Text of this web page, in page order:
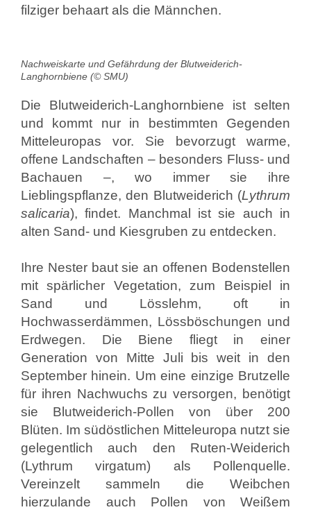
filziger behaart als die Männchen.
Nachweiskarte und Gefährdung der Blutweiderich-
Langhornbiene (© SMU)
Die Blutweiderich-Langhornbiene ist selten
und kommt nur in bestimmten Gegenden
Mitteleuropas vor. Sie bevorzugt warme,
offene Landschaften – besonders Fluss- und
Bachauen –, wo immer sie ihre
Lieblingspflanze, den Blutweiderich (Lythrum
salicaria), findet. Manchmal ist sie auch in
alten Sand- und Kiesgruben zu entdecken.
Ihre Nester baut sie an offenen Bodenstellen
mit spärlicher Vegetation, zum Beispiel in
Sand und Lösslehm, oft in
Hochwasserdämmen, Lössböschungen und
Erdwegen. Die Biene fliegt in einer
Generation von Mitte Juli bis weit in den
September hinein. Um eine einzige Brutzelle
für ihren Nachwuchs zu versorgen, benötigt
sie Blutweiderich-Pollen von über 200
Blüten. Im südöstlichen Mitteleuropa nutzt sie
gelegentlich auch den Ruten-Weiderich
(Lythrum virgatum) als Pollenquelle.
Vereinzelt sammeln die Weibchen
hierzulande auch Pollen von Weißem